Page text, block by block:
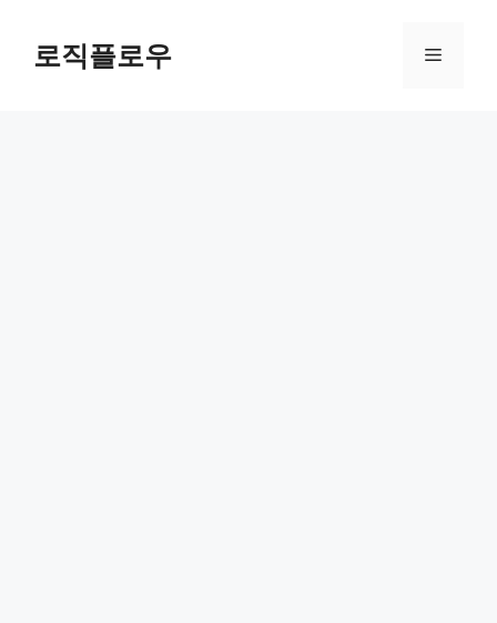
content로직플로우 Menu